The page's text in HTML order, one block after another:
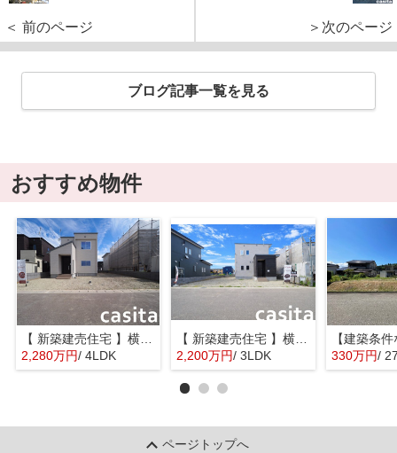
＜ 前のページ ＞次のページ
ブログ記事一覧を見る
おすすめ物件
【 新築建売住宅 】横手市八幡字長者町No58 横手北小学校区のオール電化 4LDK
2,280万円/ 4LDK
【 新築建売住宅 】横手市八幡字長者町No50 横手北小学校区のオール電化 3LDK
2,200万円/ 3LDK 330万円/
ページトップへ